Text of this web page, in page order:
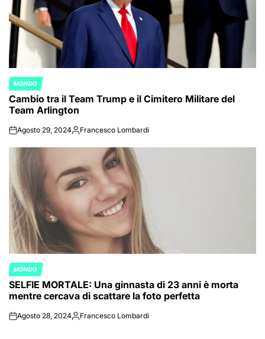
POSTED
IN
MONDO
Cambio tra il Team Trump e il Cimitero Militare del
Team Arlington
onAgosto 29, 2024Posted
Francesco Lombardi
POSTED
IN
MONDO
SELFIE MORTALE: Una ginnasta di 23 anni è morta
mentre cercava di scattare la foto perfetta
onAgosto 28, 2024Posted
Francesco Lombardi